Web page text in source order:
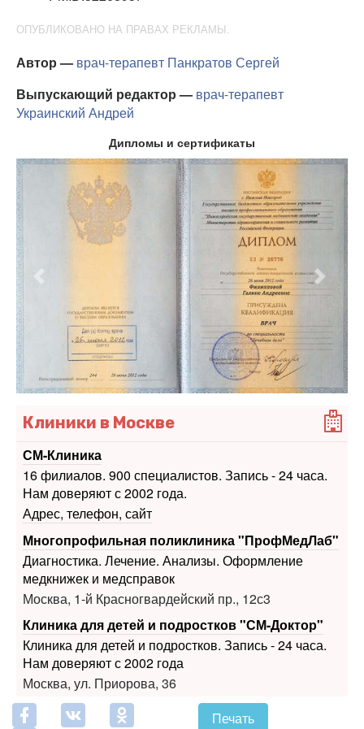
ОПУБЛИКОВАНО НА ПРАВАХ РЕКЛАМЫ.
Автор — врач-терапевт Панкратов Сергей
Выпускающий редактор — врач-терапевт
Украинский Андрей
Дипломы и сертификаты
Предыдущий
Клиники в Москве
СМ-Клиника
16 филиалов. 900 специалистов. Запись - 24 часа.
Нам доверяют с 2002 года.
Адрес, телефон, сайт
Многопрофильная поликлиника "ПрофМедЛаб"
Диагностика. Лечение. Анализы. Оформление
медкнижек и медсправок
Москва, 1-й Красногвардейский пр., 12с3
Клиника для детей и подростков "СМ-Доктор"
Клиника для детей и подростков. Запись - 24 часа.
Нам доверяют с 2002 года
Москва, ул. Приорова, 36
Печать